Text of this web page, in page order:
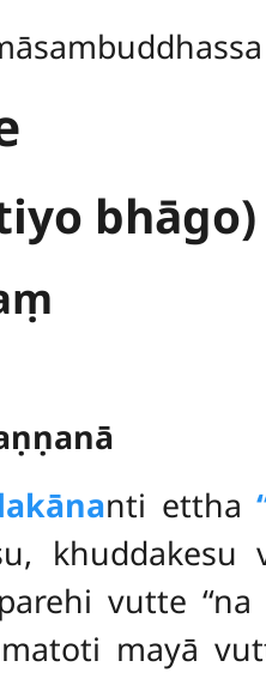
bhāgo)
nti ettha
khuddakesu
vutte
mayā